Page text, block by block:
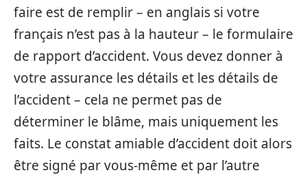
faire est de remplir – en anglais si votre
français n’est pas à la hauteur – le formulaire
de rapport d’accident. Vous devez donner à
votre assurance les détails et les détails de
l’accident – cela ne permet pas de
déterminer le blâme, mais uniquement les
faits. Le constat amiable d’accident doit alors
être signé par vous-même et par l’autre